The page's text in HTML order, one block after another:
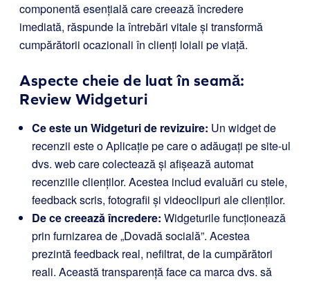
componentă esențială care creează încredere
imediată, răspunde la întrebări vitale și transformă
cumpărătorii ocazionali în clienți loiali pe viață.
Aspecte cheie de luat în seamă:
Review Widgeturi
Ce este un Widgeturi de revizuire: Un widget de
recenzii este o Aplicație pe care o adăugați pe site-ul
dvs. web care colectează și afișează automat
recenziile clienților. Acestea includ evaluări cu stele,
feedback scris, fotografii și videoclipuri ale clienților.
De ce creează încredere: Widgeturile funcționează
prin furnizarea de „Dovadă socială”. Acestea
prezintă feedback real, nefiltrat, de la cumpărători
reali. Această transparență face ca marca dvs. să